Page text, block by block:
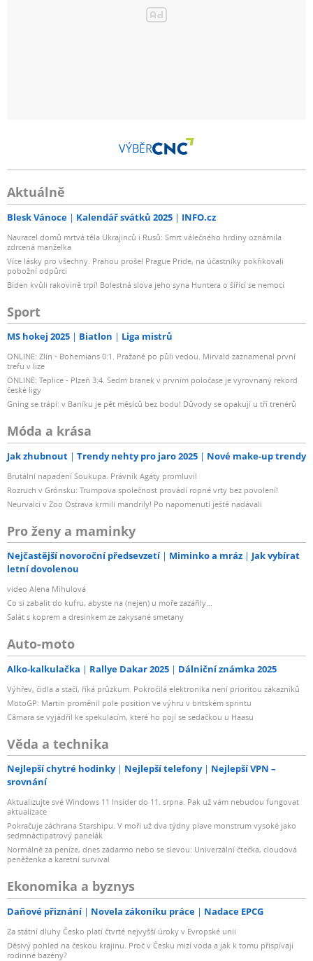
VÝBĚR
Aktuálně
Blesk Vánoce Kalendář svátků 2025 INFO.cz
Navracel domů mrtvá těla Ukrajinců i Rusů: Smrt válečného hrdiny oznámila
zdrcená manželka
Více lásky pro všechny. Prahou prošel Prague Pride, na účastníky pokřikovali
pobožní odpůrci
Biden kvůli rakovině trpí! Bolestná slova jeho syna Huntera o šířící se nemoci
Sport
MS hokej 2025 Biatlon Liga mistrů
ONLINE: Zlín - Bohemians 0:1. Pražané po půli vedou. Mirvald zaznamenal první
trefu v lize
ONLINE: Teplice - Plzeň 3:4. Sedm branek v prvním poločase je vyrovnaný rekord
české ligy
Gning se trápí: v Baníku je pět měsíců bez bodu! Důvody se opakují u tří trenérů
Móda a krása
Jak zhubnout Trendy nehty pro jaro 2025 Nové make-up trendy
Brutální napadení Soukupa. Právník Agáty promluvil
Rozruch v Grónsku: Trumpova společnost provádí ropné vrty bez povolení!
Neurvalci v Zoo Ostrava krmili mandrily! Po napomenutí ještě nadávali
Pro ženy a maminky
Nejčastější novoroční předsevzetí Miminko a mráz
Jak vybírat
letní dovolenou
video Alena Mihulová
Co si zabalit do kufru, abyste na (nejen) u moře zazářily...
Salát s koprem a dresinkem ze zakysané smetany
Auto-moto
Alko-kalkulačka Rallye Dakar 2025 Dálniční známka 2025
Výhřev, čidla a stačí, říká průzkum. Pokročilá elektronika není prioritou zákazníků
MotoGP: Martin proměnil pole position ve výhru v britském sprintu
Câmara se vyjádřil ke spekulacím, které ho pojí se sedačkou u Haasu
Věda a technika
Nejlepší chytré hodinky Nejlepší telefony
Nejlepší VPN –
srovnání
Aktualizujte své Windows 11 Insider do 11. srpna. Pak už vám nebudou fungovat
aktualizace
Pokračuje záchrana Starshipu. V moři už dva týdny plave monstrum vysoké jako
sedmnáctipatrový panelák
Normálně za peníze, dnes zadarmo nebo se slevou: Univerzální čtečka, cloudová
peněženka a karetní survival
Ekonomika a byznys
Daňové přiznání Novela zákoníku práce Nadace EPCG
Za státní dluhy Česko platí čtvrté nejvyšší úroky v Evropské unii
Děsivý pohled na českou krajinu. Proč v Česku mizí voda a jak k tomu přispívají
rodinné bazény?